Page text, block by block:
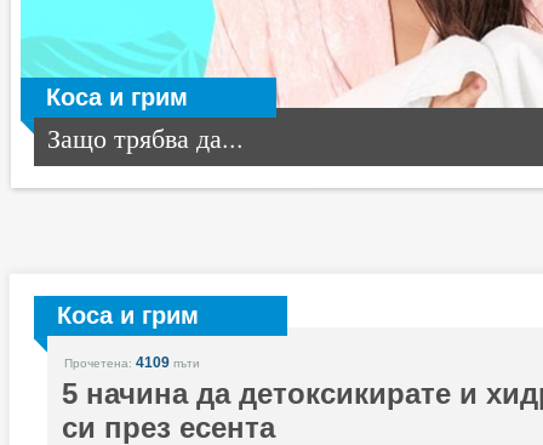
Коса и грим
Защо трябва да...
Коса и грим
Прочетена: 4109 пъти
5 начина да детоксикирате и
си през есента